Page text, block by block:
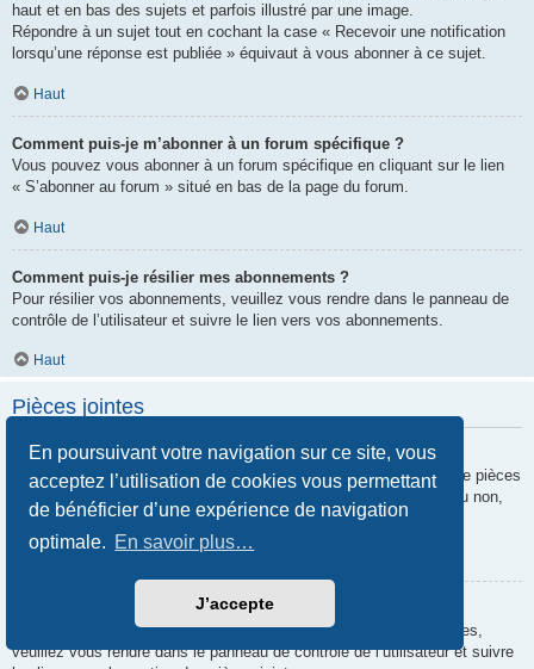
En poursuivant votre navigation sur ce site, vous
acceptez l’utilisation de cookies vous permettant
de bénéficier d’une expérience de navigation
optimale. En savoir plus…
J’accepte
haut et en bas des sujets et parfois illustré par une image.
Répondre à un sujet tout en cochant la case « Recevoir une notification
lorsqu’une réponse est publiée » équivaut à vous abonner à ce sujet.
Haut
Comment puis-je m’abonner à un forum spécifique ?
Vous pouvez vous abonner à un forum spécifique en cliquant sur le lien
« S’abonner au forum » situé en bas de la page du forum.
Haut
Comment puis-je résilier mes abonnements ?
Pour résilier vos abonnements, veuillez vous rendre dans le panneau de
contrôle de l’utilisateur et suivre le lien vers vos abonnements.
Haut
Pièces jointes
Quelles pièces jointes sont autorisées sur ce forum ?
Chaque administrateur peut autoriser ou interdire certains types de pièces
jointes. Si vous n’êtes pas certain de savoir ce qui est autorisé ou non,
nous vous invitons à contacter un administrateur du forum.
Comment puis-je retrouver toutes mes pièces jointes ?
Pour retrouver la liste des pièces jointes que vous avez transférées,
veuillez vous rendre dans le panneau de contrôle de l’utilisateur et suivre